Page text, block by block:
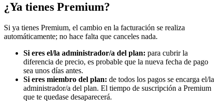
¿Ya tienes Premium?
Si ya tienes Premium, el cambio en la facturación se realiza
automáticamente; no hace falta que canceles nada.
Si eres el/la administrador/a del plan: para cubrir la
diferencia de precio, es probable que la nueva fecha de pago
sea unos días antes.
Si eres miembro del plan: de todos los pagos se encarga el/la
administrador/a del plan. El tiempo de suscripción a Premium
que te quedase desaparecerá.